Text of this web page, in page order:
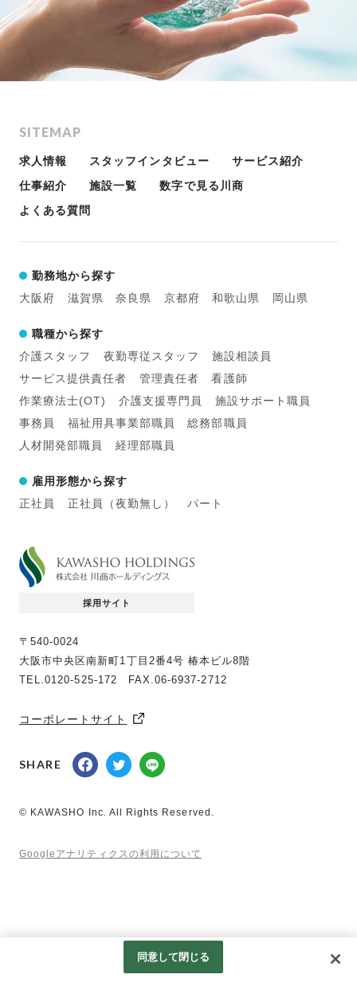
SITEMAP
求人情報 スタッフインタビュー
サービス紹介
仕事紹介
施設一覧
数字で見る川商
よくある質問
勤務地から探す
大阪府
滋賀県 奈良県 京都府 和歌山県 岡山県
職種から探す
介護スタッフ
夜勤専従スタッフ
施設相談員
サービス提供責任者
管理責任者
看護師
作業療法士(OT)
介護支援専門員
施設サポート職員
事務員
福祉用具事業部職員
総務部職員
人材開発部職員
経理部職員
雇用形態から探す
正社員
正社員（夜勤無し） パート
採用サイト
〒540-0024
大阪市中央区南新町1丁目2番4号 椿本ビル8階
TEL.0120-525-172 FAX.06-6937-2712
コーポレートサイト
SHARE
© KAWASHO Inc. All Rights Reserved.
Googleアナリティクスの利用について
同意して閉じる